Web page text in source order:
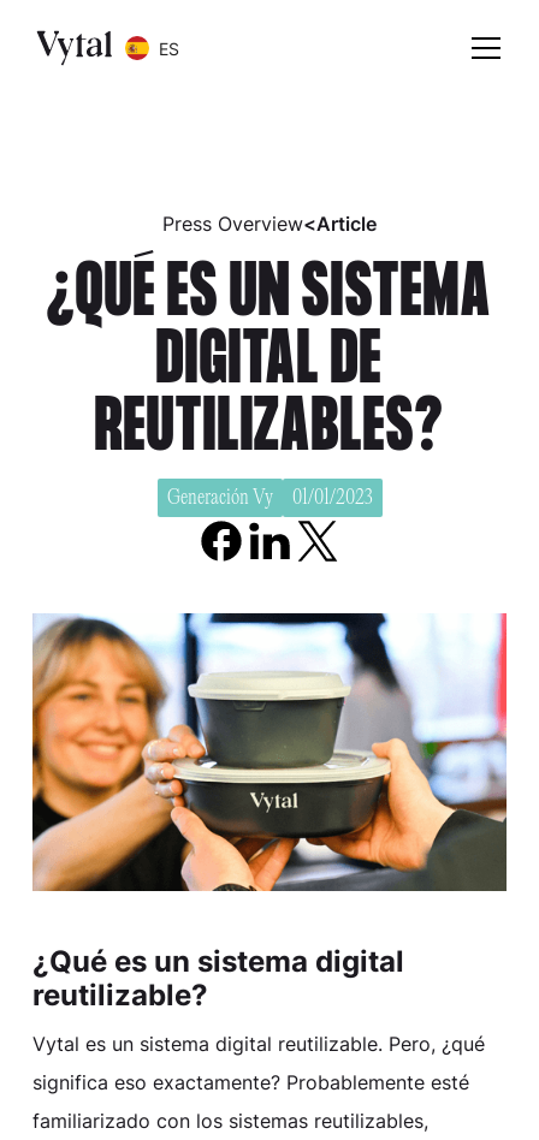
ES
Press Overview<Article
¿QUÉ ES UN SISTEMA
DIGITAL DE
REUTILIZABLES?
Generación Vy 01/01/2023
¿Qué es un sistema digital
reutilizable?
Vytal es un sistema digital reutilizable. Pero, ¿qué
significa eso exactamente? Probablemente esté
familiarizado con los sistemas reutilizables,